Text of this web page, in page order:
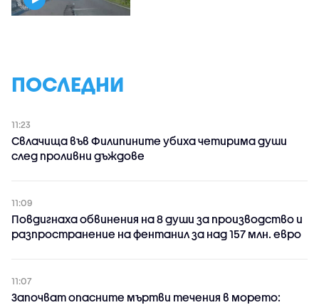
ПОСЛЕДНИ
11:23
Свлачища във Филипините убиха четирима души
след проливни дъждове
11:09
Повдигнаха обвинения на 8 души за производство и
разпространение на фентанил за над 157 млн. евро
11:07
Започват опасните мъртви течения в морето: